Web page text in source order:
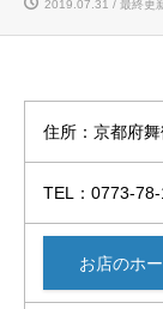
2019.07.31 / 最終更
住所：京都府
TEL：0773-
お店のホ